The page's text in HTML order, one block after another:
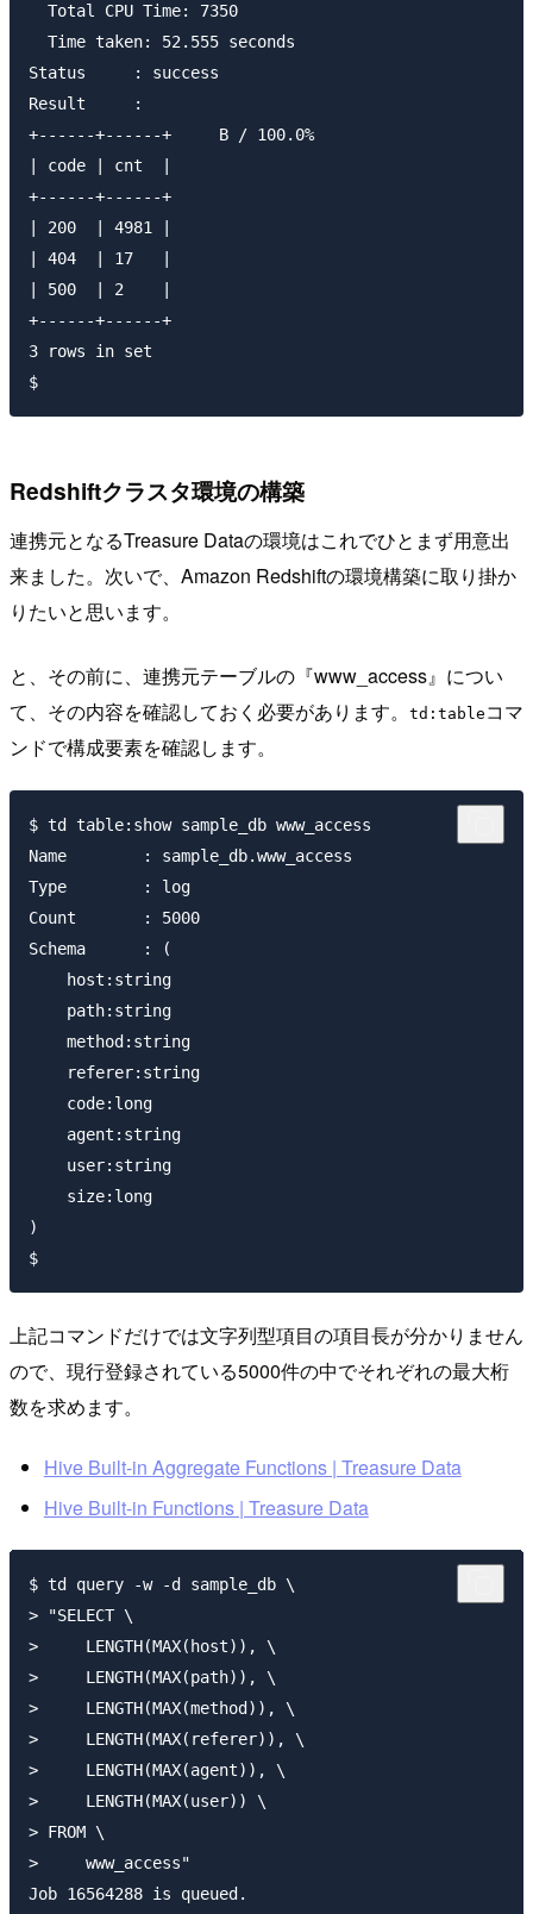
  Total CPU Time: 7350
  Time taken: 52.555 seconds
Status     : success
Result     :
+------
| code | cnt  |
+------+------+
| 200  | 4981 |
| 404  | 17   |
| 500  | 2    |
+------+------+
3 rows in set
Redshiftクラスタ環境の構築
連携元となるTreasure Dataの環境はこれでひとまず用意出
来ました。次いで、Amazon Redshiftの環境構築に取り掛か
りたいと思います。
と、その前に、連携元テーブルの『www_access』につい
て、その内容を確認しておく必要があります。
td:table コマ
ンドで構成要素を確認します。
$ td table:show sample_db www_access
Name        : sample_db.www_access
Type        : log
Count       : 5000
Schema      : (
    host:string
    path:string
    method:string
    referer:string
    code:long
    agent:string
    user:string
    size:long
)
上記コマンドだけでは文字列型項目の項目長が分かりません
ので、現行登録されている5000件の中でそれぞれの最大桁
数を求めます。
Hive Built-in Aggregate Functions | Treasure Data
Hive Built-in Functions | Treasure Data
$ td query -w -d sample_db \
> "SELECT \
>     LENGTH(MAX(host)), \
>     LENGTH(MAX(path)), \
>     LENGTH(MAX(method)), \
>     LENGTH(MAX(referer)), \
>     LENGTH(MAX(agent)), \
>     LENGTH(MAX(user)) \
> FROM \
>     www_access"
Job 16564288 is queued.